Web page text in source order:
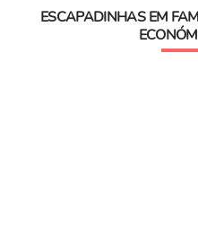
ESCAPADINHAS EM